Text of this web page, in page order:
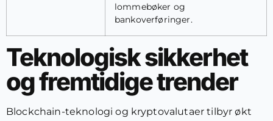
lommebøker og
bankoverføringer.
Teknologisk sikkerhet
og fremtidige trender
Blockchain-teknologi og kryptovalutaer tilbyr økt